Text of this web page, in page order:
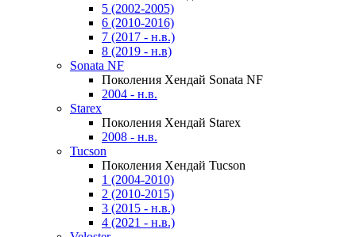
5 (2002-2005)
6 (2010-2016)
7 (2017 - н.в.)
8 (2019 - н.в)
Sonata NF
Поколения Хендай Sonata NF
2004 - н.в.
Starex
Поколения Хендай Starex
2008 - н.в.
Tucson
Поколения Хендай Tucson
1 (2004-2010)
2 (2010-2015)
3 (2015 - н.в.)
4 (2021 - н.в.)